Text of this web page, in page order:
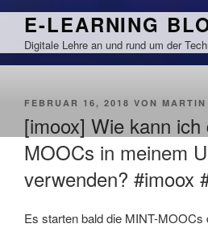
Zum
springen
E-LEARNING
Digitale Lehre an und rund um der
VERÖFFENTLICHT
FEBRUAR 16, 2018 VON MARTIN
[imoox] Wie kann ich
MOOCs in meinem
verwenden? #imoox
Es starten bald die MINT-MOOCs